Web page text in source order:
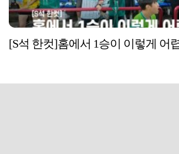
[S석 한컷]홈에서 1승이 이렇게 어